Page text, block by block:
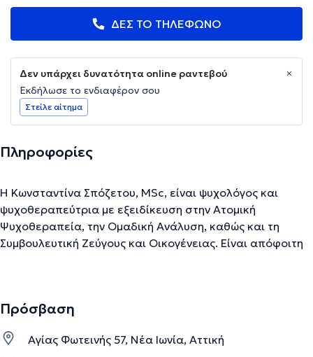
ΔΕΣ ΤΟ ΤΗΛΕΦΩΝΟ
Δεν υπάρχει δυνατότητα online ραντεβού
Εκδήλωσε το ενδιαφέρον σου
Στείλε αίτημα
Πληροφορίες
Η Κωνσταντίνα Σπόζετου, MSc, είναι ψυχολόγος και
ψυχοθεραπεύτρια με εξειδίκευση στην Ατομική
Ψυχοθεραπεία, την Ομαδική Ανάλυση, καθώς και τη
Συμβουλευτική Ζεύγους και Οικογένειας. Είναι απόφοιτη
University της Ολλανδίας. Παράλληλα, έχει ολοκληρώσει
Συμβουλευτική Ζεύγους & Οικογένειας μέσω της Ελληνικής
Πρόσβαση
Αγίας Φωτεινής 57, Νέα Ιωνία, Αττική